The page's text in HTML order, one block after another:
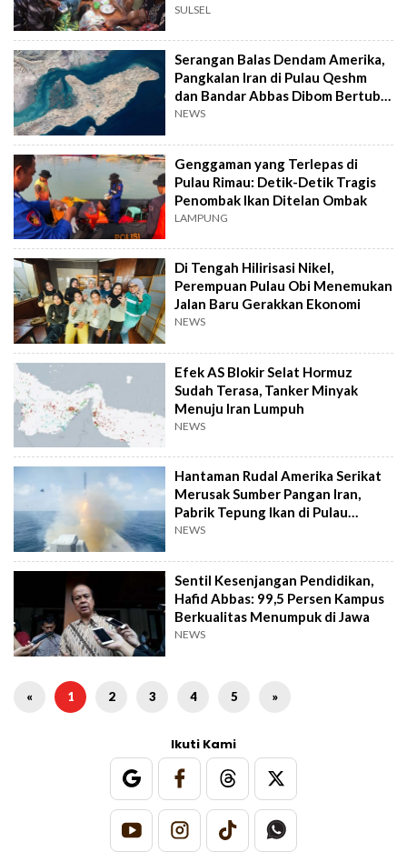
SULSEL
Serangan Balas Dendam Amerika,
Pangkalan Iran di Pulau Qeshm
dan Bandar Abbas Dibom Bertubi-
tubi
NEWS
Genggaman yang Terlepas di
Pulau Rimau: Detik-Detik Tragis
Penombak Ikan Ditelan Ombak
LAMPUNG
Di Tengah Hilirisasi Nikel,
Perempuan Pulau Obi Menemukan
Jalan Baru Gerakkan Ekonomi
NEWS
Efek AS Blokir Selat Hormuz
Sudah Terasa, Tanker Minyak
Menuju Iran Lumpuh
NEWS
Hantaman Rudal Amerika Serikat
Merusak Sumber Pangan Iran,
Pabrik Tepung Ikan di Pulau
Qeshm
NEWS
Sentil Kesenjangan Pendidikan,
Hafid Abbas: 99,5 Persen Kampus
Berkualitas Menumpuk di Jawa
NEWS
« 1 2 3 4 5 »
Ikuti Kami